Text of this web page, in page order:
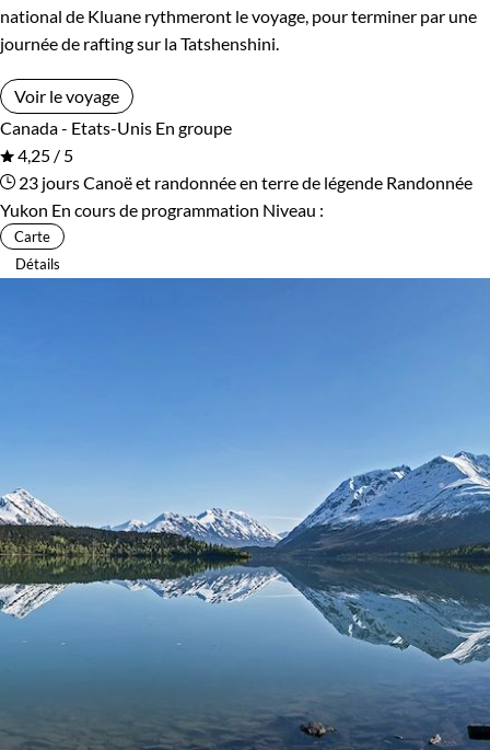
national de Kluane rythmeront le voyage, pour terminer par une
journée de rafting sur la Tatshenshini.
Voir le voyage
Canada - Etats-Unis En groupe
4,25 / 5
23 joursCanoë et randonnée en terre de légende Randonnée
Yukon En cours de programmation Niveau :
Carte
Détails